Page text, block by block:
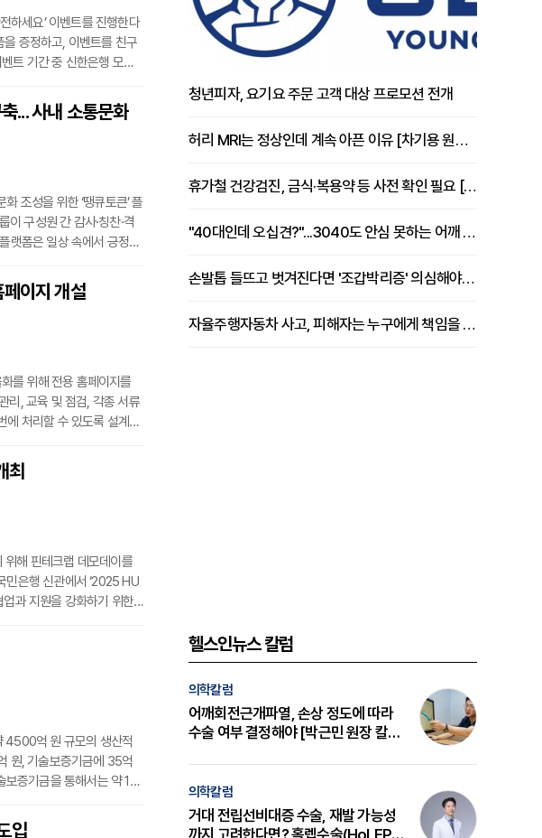
하세요’ 이벤트를 진행한다
증정하고, 이벤트를 친구
트 기간 중 신한은행 모바
다.신한은행은 응모 고객
와퍼세트(300명), 던킨 먼
... 사내 소통문화
조성을 위한 ‘땡큐토큰’ 플
구성원 간 감사·칭찬·격
랫폼은 일상 속에서 긍정적
착에 큰 성과를 거두고 있
고 임직원 간 소통을 강화
이지 개설
를 위해 전용 홈페이지를
리, 교육 및 점검, 각종 서류
에 처리할 수 있도록 설계되
로 이용 가능하다.특히 영
의성과 업무 신속성이 크
최
위해 핀테크랩 데모데이를
민은행 신관에서 ‘2025 HU
업과 지원을 강화하기 위한
룹 회장과 이창권 디지털·I
스타터스’ 참여 기업과 유
4500억 원 규모의 생산적
원, 기술보증기금에 35억
증기금을 통해서는 약 16
술혁신 기업을 돕고, 미래
입
청년피자, 요기요 주문 고객 대상 프로모션 전개
허리 MRI는 정상인데 계속 아픈 이유 [차기용 원장 칼럼]
휴가철 건강검진, 금식·복용약 등 사전 확인 필요 [정도감 원장 칼럼]
"40대인데 오십견?"...3040도 안심 못하는 어깨 유착성 관절낭염
손발톱 들뜨고 벗겨진다면 '조갑박리증' 의심해야 [김철윤 원장 칼럼]
자율주행자동차 사고, 피해자는 누구에게 책임을 물을 수 있을까
헬스인뉴스 칼럼
의학칼럼
어깨회전근개파열, 손상 정도에 따라
수술 여부 결정해야 [박근민 원장 칼
의학칼럼
거대 전립선비대증 수술, 재발 가능성
까지 고려한다면? 홀렙수술(HoLEP)